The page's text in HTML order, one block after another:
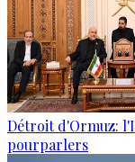
Détroit d'Ormuz:
pourparlers